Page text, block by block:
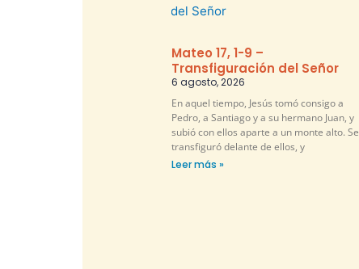
Mateo 17, 1-9 –
Transfiguración del Señor
6 agosto, 2026
En aquel tiempo, Jesús tomó consigo a
Pedro, a Santiago y a su hermano Juan, y
subió con ellos aparte a un monte alto. Se
transfiguró delante de ellos, y
Leer más »